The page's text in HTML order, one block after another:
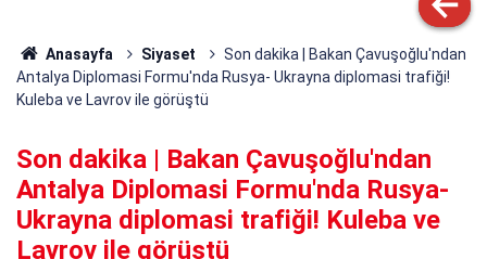
Anasayfa Siyaset
Son dakika | Bakan Çavuşoğlu'ndan
Antalya Diplomasi Formu'nda Rusya- Ukrayna diplomasi trafiği!
Kuleba ve Lavrov ile görüştü
Son dakika | Bakan Çavuşoğlu'ndan
Antalya Diplomasi Formu'nda Rusya-
Ukrayna diplomasi trafiği! Kuleba ve
Lavrov ile görüştü